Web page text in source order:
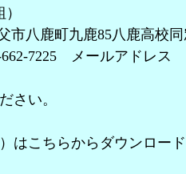
八鹿町九鹿85八鹿高校同
メールアドレス
ださい。
はこちらからダウンロー